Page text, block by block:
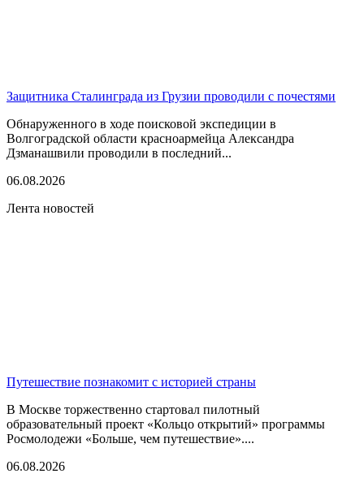
Защитника Сталинграда из Грузии проводили с почестями
Обнаруженного в ходе поисковой экспедиции в
Волгоградской области красноармейца Александра
Дзманашвили проводили в последний...
06.08.2026
Лента новостей
Путешествие познакомит с историей страны
В Москве торжественно стартовал пилотный
образовательный проект «Кольцо открытий» программы
Росмолодежи «Больше, чем путешествие»....
06.08.2026